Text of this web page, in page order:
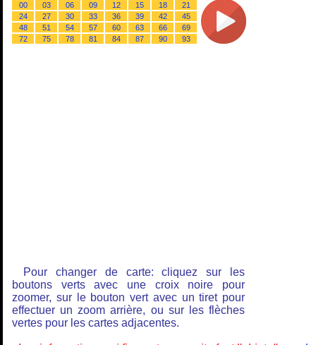
00 03 06 09 12 15 18
21
24
27 30 33 36 39 42
45
48
51 54 57 60 63 66
69
72
75 78 81 84 87 90 93
Pour changer de carte: cliquez sur les
boutons verts avec une croix noire pour
zoomer, sur le bouton vert avec un tiret pour
effectuer un zoom arrière, ou sur les flèches
vertes pour les cartes adjacentes.